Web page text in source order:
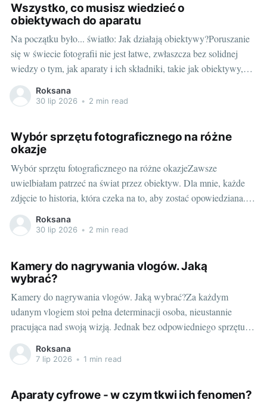
Wszystko, co musisz wiedzieć o
obiektywach do aparatu
Na początku było... światło: Jak działają obiektywy?Poruszanie
się w świecie fotografii nie jest łatwe, zwłaszcza bez solidnej
wiedzy o tym, jak aparaty i ich składniki, takie jak obiektywy,
działają. Pojęcie to może wydawać się skomplikowane, ale
zasadniczo obiektywy działają na zasadzie manipulowania
Roksana
30 lip 2026 • 2 min read
Wybór sprzętu fotograficznego na różne
okazje
Wybór sprzętu fotograficznego na różne okazjeZawsze
uwielbiałam patrzeć na świat przez obiektyw. Dla mnie, każde
zdjęcie to historia, która czeka na to, aby zostać opowiedziana.
Pamiętam ten moment, gdy stałam z moim pierwszym aparatem -
małym, niewielkim urządzeniem, które wydawało się wówczas
Roksana
30 lip 2026 • 2 min read
Kamery do nagrywania vlogów. Jaką
wybrać?
Kamery do nagrywania vlogów. Jaką wybrać?Za każdym
udanym vlogiem stoi pełna determinacji osoba, nieustannie
pracująca nad swoją wizją. Jednak bez odpowiedniego sprzętu,
nawet najbardziej ekscytujące pomysły mogą nie wyglądać tak,
jak byśmy tego chcieli. Jak wiemy, kluczowy jest dobry aparat,
Roksana
7 lip 2026 • 1 min read
Aparaty cyfrowe - w czym tkwi ich fenomen?